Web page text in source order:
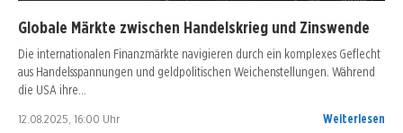
Globale Märkte zwischen Handelskrieg und Zinswende
Die internationalen Finanzmärkte navigieren durch ein komplexes Geflecht
aus Handelsspannungen und geldpolitischen Weichenstellungen. Während
die USA ihre…
12.08.2025, 16:00 Uhr Weiterlesen